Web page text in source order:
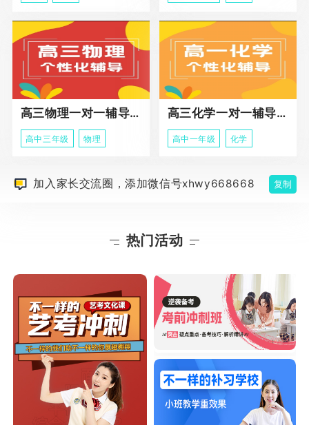
高三物理一对一辅导课程
高中三年级 物理
高三化学一对一辅导课程
高中一年级 化学
加入家长交流圈，添加微信号xhwy668668 复制
热门活动